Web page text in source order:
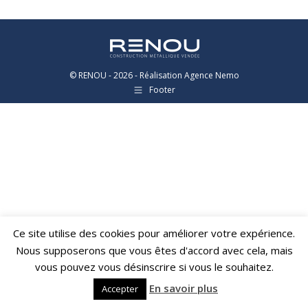
© RENOU - 2026 - Réalisation Agence Nemo
Footer
Ce site utilise des cookies pour améliorer votre expérience.
Nous supposerons que vous êtes d'accord avec cela, mais
vous pouvez vous désinscrire si vous le souhaitez.
Accepter En savoir plus